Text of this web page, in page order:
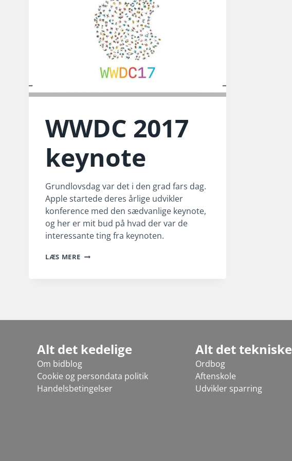
WWDC 2017
keynote
Grundlovsdag var det i den grad fars dag.
Apple startede deres årlige udvikler
konference med den sædvanlige keynote,
og her er mit bud på hvad der var de
interessante ting fra keynoten.
LÆS MERE WWDC
Alt det kedelige
Om bidblog
Cookie og persondata politik
Handelsbetingelser
Alt det tekniske
Ordbog
Aftenskole
Udvikler sparring